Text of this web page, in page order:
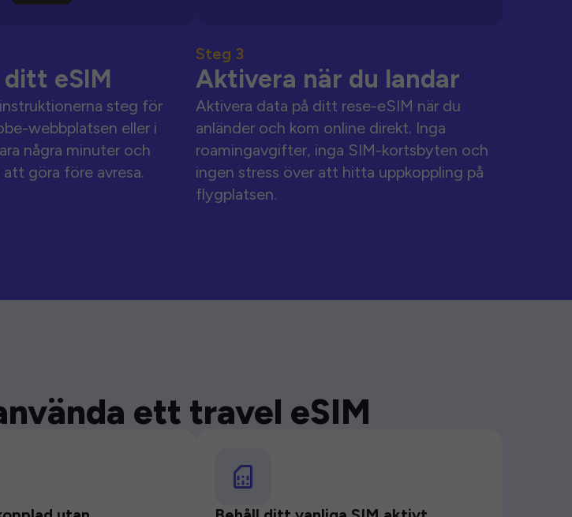
eSIM
steg för
webbplatsen eller i
några minuter och
göra före avresa.
Steg 3
Aktivera när du landar
Aktivera data på ditt rese-eSIM när du
anländer och kom online direkt. Inga
roamingavgifter, inga SIM-kortsbyten och
ingen stress över att hitta uppkoppling på
flygplatsen.
ett travel eSIM